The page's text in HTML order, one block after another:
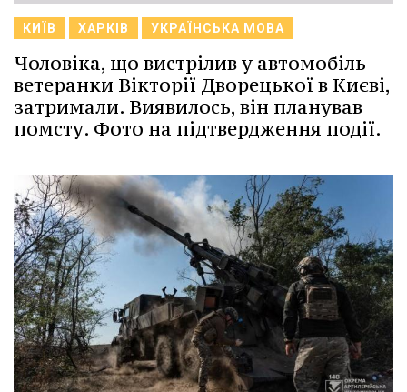
КИЇВ ХАРКІВ УКРАЇНСЬКА МОВА
Чоловіка, що вистрілив у автомобіль
ветеранки Вікторії Дворецької в Києві,
затримали. Виявилось, він планував
помсту. Фото на підтвердження події.